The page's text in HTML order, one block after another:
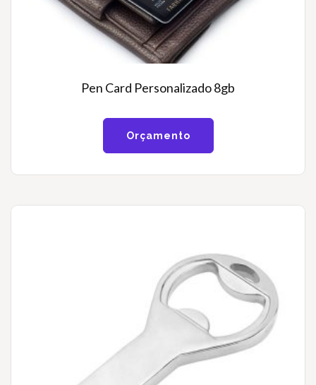
Pen Card Personalizado 8gb
Orçamento